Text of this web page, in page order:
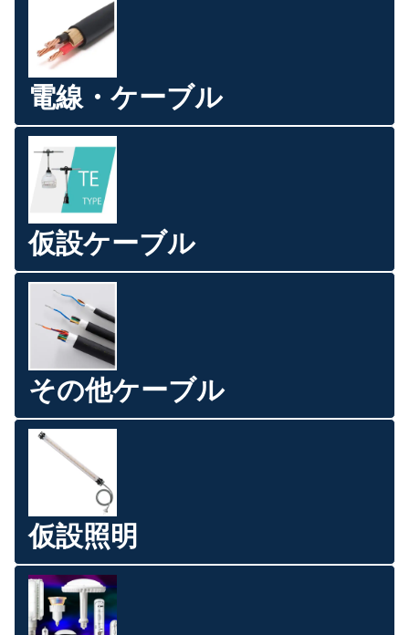
電線・ケーブル
仮設ケーブル
その他ケーブル
仮設照明